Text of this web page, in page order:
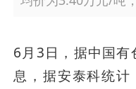
6月3日，据中国有
息，据安泰科统